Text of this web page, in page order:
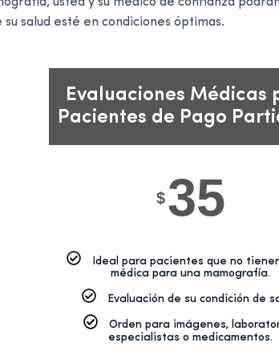
salud esté en condiciones óptimas.
Evaluaciones Médicas
Pacientes de Pago
$35
Ideal para pacientes que no
médica para una mamografía.
Evaluación de su condición de
Orden para imágenes,
especialistas o medicamentos.